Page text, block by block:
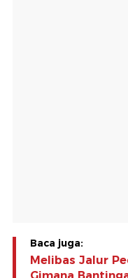
Baca juga:
Melibas Jalur